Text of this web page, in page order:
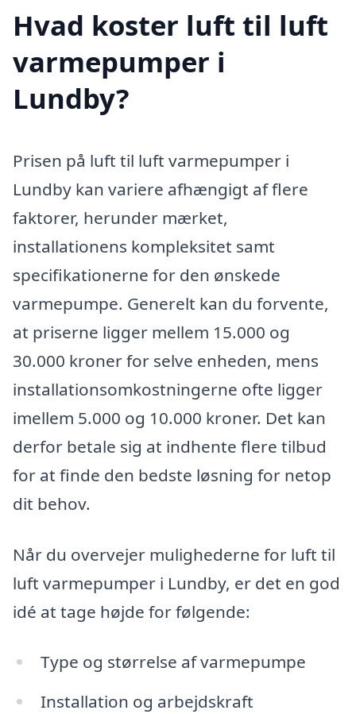
Hvad koster luft til luft
varmepumper i
Lundby?
Prisen på luft til luft varmepumper i
Lundby kan variere afhængigt af flere
faktorer, herunder mærket,
installationens kompleksitet samt
specifikationerne for den ønskede
varmepumpe. Generelt kan du forvente,
at priserne ligger mellem 15.000 og
30.000 kroner for selve enheden, mens
installationsomkostningerne ofte ligger
imellem 5.000 og 10.000 kroner. Det kan
derfor betale sig at indhente flere tilbud
for at finde den bedste løsning for netop
dit behov.
Når du overvejer mulighederne for luft til
luft varmepumper i Lundby, er det en god
idé at tage højde for følgende:
Type og størrelse af varmepumpe
Installation og arbejdskraft